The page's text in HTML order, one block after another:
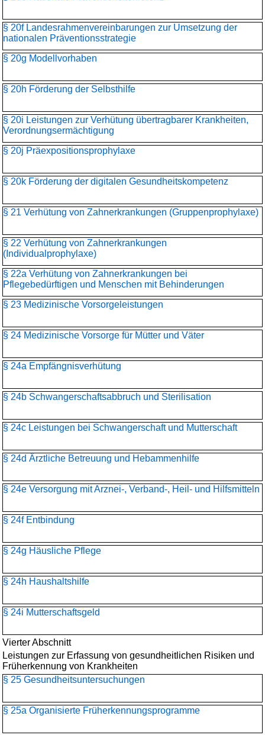
§ 20f Landesrahmenvereinbarungen zur Umsetzung der
nationalen Präventionsstrategie
§ 20g Modellvorhaben
§ 20h Förderung der Selbsthilfe
§ 20i Leistungen zur Verhütung übertragbarer Krankheiten,
Verordnungsermächtigung
§ 20j Präexpositionsprophylaxe
§ 20k Förderung der digitalen Gesundheitskompetenz
§ 21 Verhütung von Zahnerkrankungen (Gruppenprophylaxe)
§ 22 Verhütung von Zahnerkrankungen
(Individualprophylaxe)
§ 22a Verhütung von Zahnerkrankungen bei
Pflegebedürftigen und Menschen mit Behinderungen
§ 23 Medizinische Vorsorgeleistungen
§ 24 Medizinische Vorsorge für Mütter und Väter
§ 24a Empfängnisverhütung
§ 24b Schwangerschaftsabbruch und Sterilisation
§ 24c Leistungen bei Schwangerschaft und Mutterschaft
§ 24d Ärztliche Betreuung und Hebammenhilfe
§ 24e Versorgung mit Arznei-, Verband-, Heil- und Hilfsmitteln
§ 24f Entbindung
§ 24g Häusliche Pflege
§ 24h Haushaltshilfe
§ 24i Mutterschaftsgeld
Vierter Abschnitt
Leistungen zur Erfassung von gesundheitlichen Risiken und
Früherkennung von Krankheiten
§ 25 Gesundheitsuntersuchungen
§ 25a Organisierte Früherkennungsprogramme